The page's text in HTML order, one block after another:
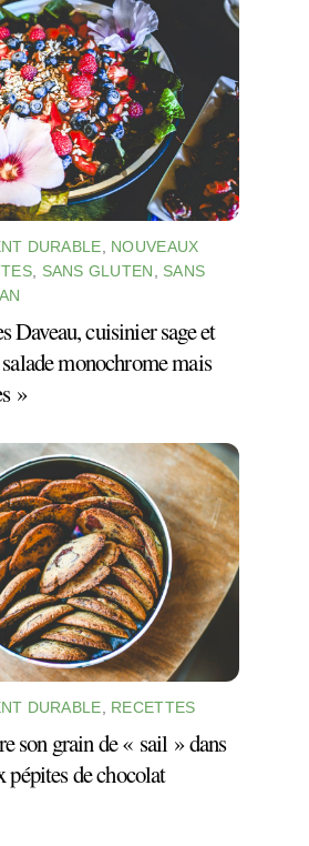
DURABLE, NOUVEAUX
, SANS GLUTEN, SANS
cuisinier sage et
monochrome mais
»
DURABLE, RECETTES
son grain de « sail » dans
pépites de chocolat